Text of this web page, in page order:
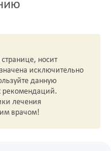
носит
исключительно
данную
рекомендаций.
лечения
врачом!